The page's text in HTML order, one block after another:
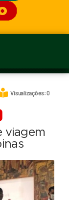
Visualizações: 0
viagem